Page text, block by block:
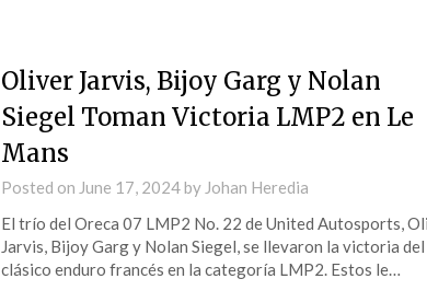
Oliver Jarvis, Bijoy Garg y Nolan
Siegel Toman Victoria LMP2 en Le
Mans
Posted on June 17, 2024by Johan Heredia
El trío del Oreca 07 LMP2 No. 22 de United Autosports,
Jarvis, Bijoy Garg y Nolan Siegel, se llevaron la victoria del
clásico enduro francés en la categoría LMP2. Estos le…